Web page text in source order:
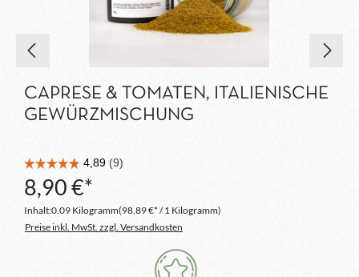
CAPRESE & TOMATEN, ITALIENISCHE
GEWÜRZMISCHUNG
8,90 €*
Inhalt:0.09 Kilogramm(98,89 €* / 1 Kilogramm)
Preise inkl. MwSt. zzgl. Versandkosten